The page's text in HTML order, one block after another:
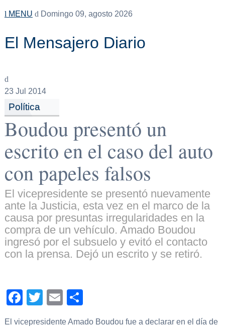
MENU Domingo 09, agosto 2026
El Mensajero Diario
23Jul 2014
Política
Boudou presentó un
escrito en el caso del auto
con papeles falsos
El vicepresidente se presentó nuevamente
ante la Justicia, esta vez en el marco de la
causa por presuntas irregularidades en la
compra de un vehículo. Amado Boudou
ingresó por el subsuelo y evitó el contacto
con la prensa. Dejó un escrito y se retiró.
Facebook
TwitterEmail
El vicepresidente Amado Boudou fue a declarar en el día de